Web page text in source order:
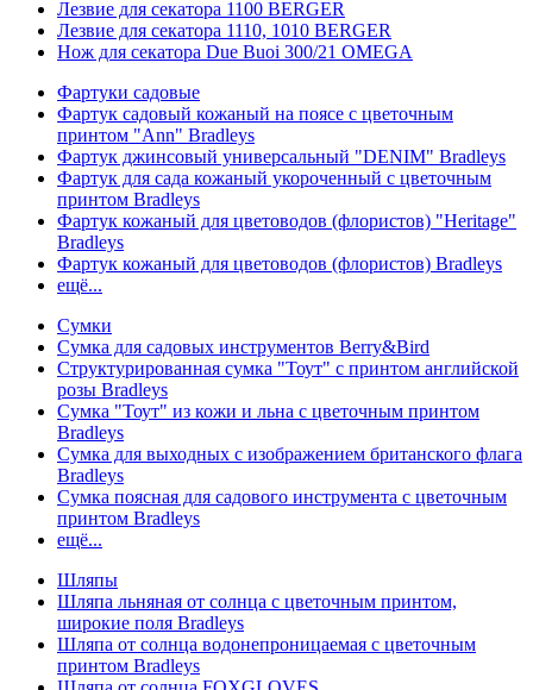
Лезвие для секатора 1100 BERGER
Лезвие для секатора 1110, 1010 BERGER
Нож для секатора Due Buoi 300/21 OMEGA
Фартуки садовые
Фартук садовый кожаный на поясе с цветочным
принтом "Ann" Bradleys
Фартук джинсовый универсальный "DENIM" Bradleys
Фартук для сада кожаный укороченный с цветочным
принтом Bradleys
Фартук кожаный для цветоводов (флористов) "Heritage"
Bradleys
Фартук кожаный для цветоводов (флористов) Bradleys
ещё...
Сумки
Сумка для садовых инструментов Berry&Bird
Структурированная сумка "Тоут" с принтом английской
розы Bradleys
Сумка "Тоут" из кожи и льна с цветочным принтом
Bradleys
Сумка для выходных с изображением британского флага
Bradleys
Сумка поясная для садового инструмента с цветочным
принтом Bradleys
ещё...
Шляпы
Шляпа льняная от солнца с цветочным принтом,
широкие поля Bradleys
Шляпа от солнца водонепроницаемая с цветочным
принтом Bradleys